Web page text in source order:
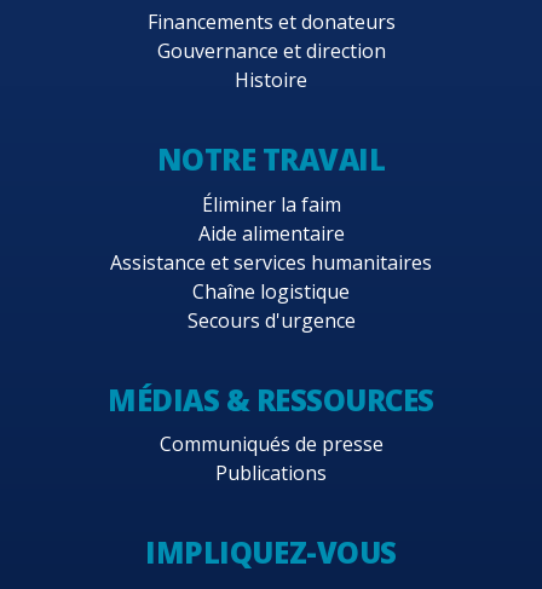
Financements et donateurs
Gouvernance et direction
Histoire
NOTRE TRAVAIL
Éliminer la faim
Aide alimentaire
Assistance et services humanitaires
Chaîne logistique
Secours d'urgence
MÉDIAS & RESSOURCES
Communiqués de presse
Publications
IMPLIQUEZ-VOUS